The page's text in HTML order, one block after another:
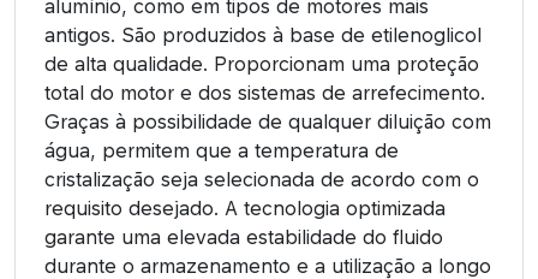
alumínio, como em tipos de motores mais
antigos. São produzidos à base de etilenoglicol
de alta qualidade. Proporcionam uma proteção
total do motor e dos sistemas de arrefecimento.
Graças à possibilidade de qualquer diluição com
água, permitem que a temperatura de
cristalização seja selecionada de acordo com o
requisito desejado. A tecnologia optimizada
garante uma elevada estabilidade do fluido
durante o armazenamento e a utilização a longo